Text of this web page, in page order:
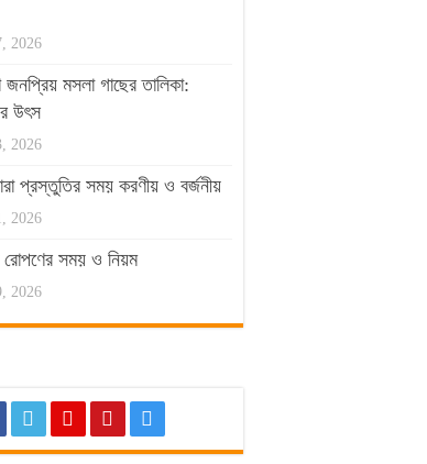
2026
জনপ্রিয় মসলা গাছের তালিকা:
উৎস
2026
প্রস্তুতির সময় করণীয় ও বর্জনীয়
2026
সময় ও নিয়ম
2026